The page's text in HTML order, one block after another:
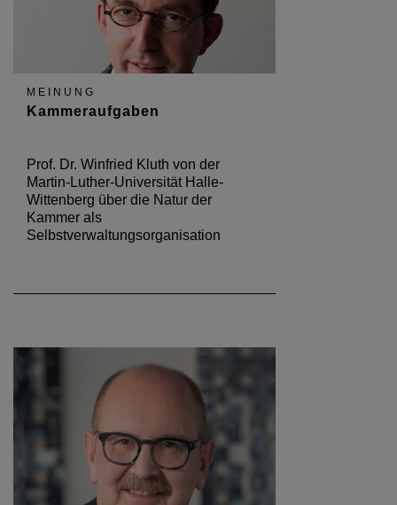
MEINUNG
Kammeraufgaben
Prof. Dr. Winfried Kluth von der
Martin-Luther-Universität Halle-
Wittenberg über die Natur der
Kammer als
Selbstverwaltungsorganisation